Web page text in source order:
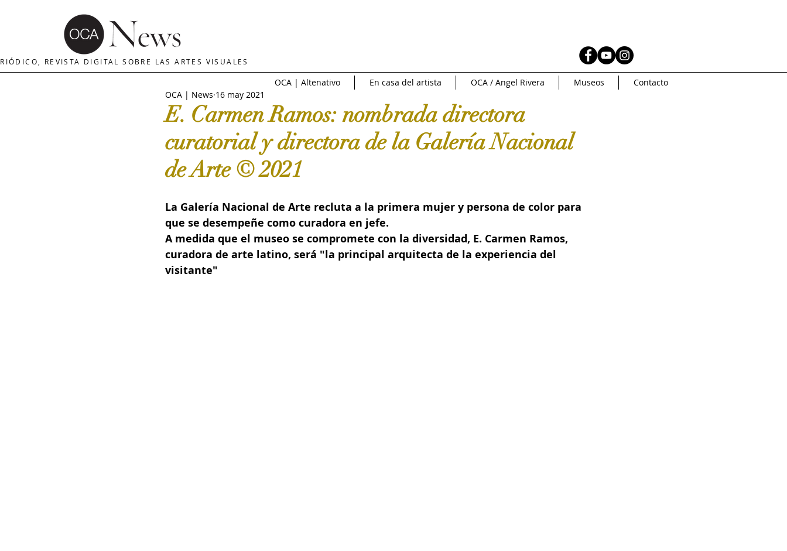
MUSEOS
MERCADO DE ARTE INTERNACIONAL
The Art Newspaper Crítica de Arte Art News Sotheby's Subasta INFOBAE|AMERICA
Escultura OCA|Newsletter Art in America Ossaye Casa de Arte Arte al Día Concurso de arte
E. Carmen Ramos: nombrada directora
curatorial y directora de la Galería Nacional
de Arte © 2021
OCA | News 16 may 2021
La Galería Nacional de Arte recluta a la primera mujer y persona de color para
que se desempeñe como curadora en jefe.
A medida que el museo se compromete con la diversidad, E. Carmen Ramos,
curadora de arte latino, será "la principal arquitecta de la experiencia del
visitante"
REVISTA DIGITAL SOBRE LAS ARTES VISUALES
OCA | Altenativo En casa del artista OCA / Angel Rivera Museos Contacto